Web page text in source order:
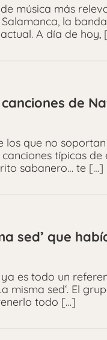
música más
la
A día de hoy,
de
que no
típicas
sabanero… te […]
sed’ que
es todo un
misma sed‘. El
todo […]